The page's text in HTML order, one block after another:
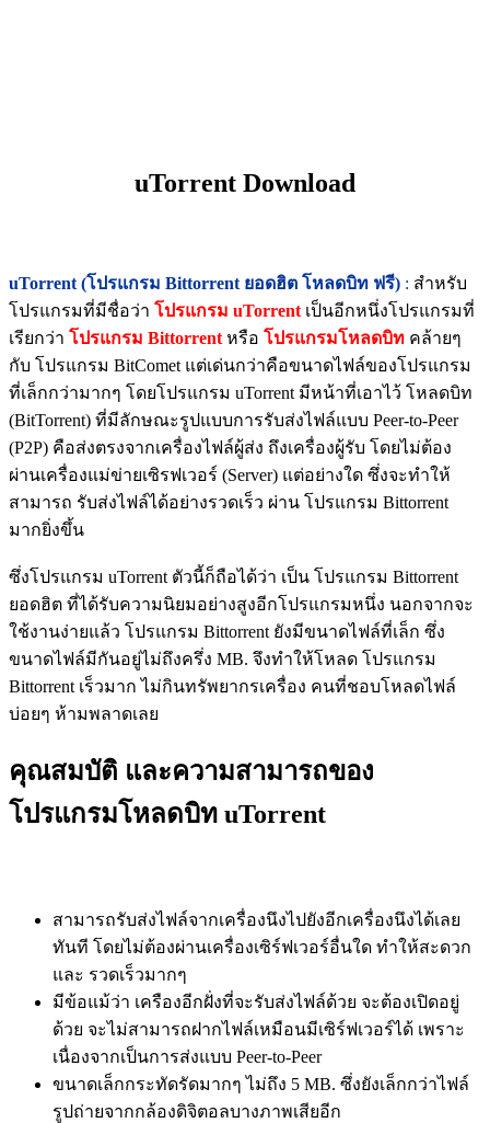
uTorrent Download
uTorrent (โปรแกรม Bittorrent ยอดฮิต โหลดบิท ฟรี) : สำหรับ
โปรแกรมที่มีชื่อว่า โปรแกรม uTorrent เป็นอีกหนึ่งโปรแกรมที่
เรียกว่า โปรแกรม Bittorrent หรือ โปรแกรมโหลดบิท คล้ายๆ
กับ โปรแกรม BitComet แต่เด่นกว่าคือขนาดไฟล์ของโปรแกรม
ที่เล็กกว่ามากๆ โดยโปรแกรม uTorrent มีหน้าที่เอาไว้ โหลดบิท
(BitTorrent) ที่มีลักษณะรูปแบบการรับส่งไฟล์แบบ Peer-to-Peer
(P2P) คือส่งตรงจากเครื่องไฟล์ผู้ส่ง ถึงเครื่องผู้รับ โดยไม่ต้อง
ผ่านเครื่องแม่ข่ายเซิรฟเวอร์ (Server) แต่อย่างใด ซึ่งจะทำให้
สามารถ รับส่งไฟล์ได้อย่างรวดเร็ว ผ่าน โปรแกรม Bittorrent
มากยิ่งขึ้น
ซึ่งโปรแกรม uTorrent ตัวนี้ก็ถือได้ว่า เป็น โปรแกรม Bittorrent
ยอดฮิต ที่ได้รับความนิยมอย่างสูงอีกโปรแกรมหนึ่ง นอกจากจะ
ใช้งานง่ายแล้ว โปรแกรม Bittorrent ยังมีขนาดไฟล์ที่เล็ก ซึ่ง
ขนาดไฟล์มีกันอยู่ไม่ถึงครึ่ง MB. จึงทำให้โหลด โปรแกรม
Bittorrent เร็วมาก ไม่กินทรัพยากรเครื่อง คนที่ชอบโหลดไฟล์
บ่อยๆ ห้ามพลาดเลย
คุณสมบัติ และความสามารถของ
โปรแกรมโหลดบิท uTorrent
สามารถรับส่งไฟล์จากเครื่องนึงไปยังอีกเครื่องนึงได้เลย
ทันที โดยไม่ต้องผ่านเครื่องเซิร์ฟเวอร์อื่นใด ทำให้สะดวก
และ รวดเร็วมากๆ
มีข้อแม้ว่า เครืองอีกฝั่งที่จะรับส่งไฟล์ด้วย จะต้องเปิดอยู่
ด้วย จะไม่สามารถฝากไฟล์เหมือนมีเซิร์ฟเวอร์ได้ เพราะ
เนื่องจากเป็นการส่งแบบ Peer-to-Peer
ขนาดเล็กกระทัดรัดมากๆ ไม่ถึง 5 MB. ซึ่งยังเล็กกว่าไฟล์
รูปถ่ายจากกล้องดิจิตอลบางภาพเสียอีก